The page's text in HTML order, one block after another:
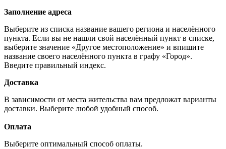
Заполнение адреса
Выберите из списка название вашего региона и населённого
пункта. Если вы не нашли свой населённый пункт в списке,
выберите значение «Другое местоположение» и впишите
название своего населённого пункта в графу «Город».
Введите правильный индекс.
Доставка
В зависимости от места жительства вам предложат варианты
доставки. Выберите любой удобный способ.
Оплата
Выберите оптимальный способ оплаты.